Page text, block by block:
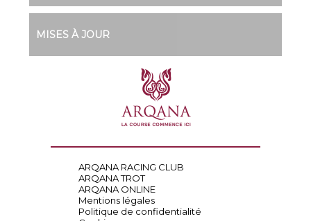
MISES À JOUR
ARQANA RACING CLUB
ARQANA TROT
ARQANA ONLINE
Mentions légales
Politique de confidentialité